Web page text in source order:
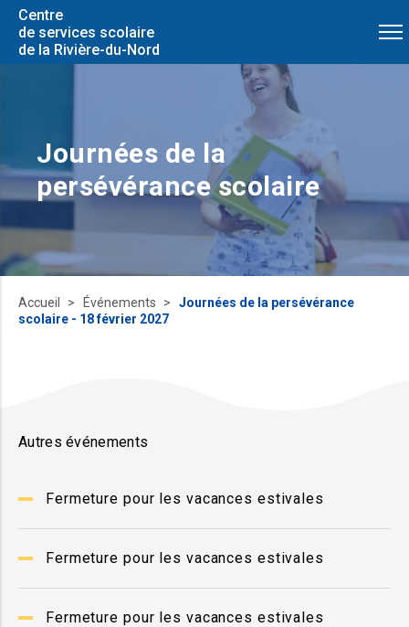
Centre
de services scolaire
de la Rivière-du-Nord
Journées de la
persévérance scolaire
Autres événements
Fermeture pour les vacances estivales
Fermeture pour les vacances estivales
Fermeture pour les vacances estivales
Accueil Événements
Journées de la persévérance
scolaire - 18 février 2027